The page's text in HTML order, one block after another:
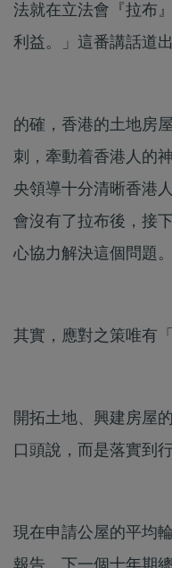
法就在立法會『拉布
利益。」這番講話道
的確，香港的土地房
刺，牽動着香港人的
央領導十分清晰香港
會沒有了拉布後，接
心協力解決這個問題。
其實，應對之策唯有
開拓土地、興建房屋
口頭說，而是落實到
現在申請公屋的平均